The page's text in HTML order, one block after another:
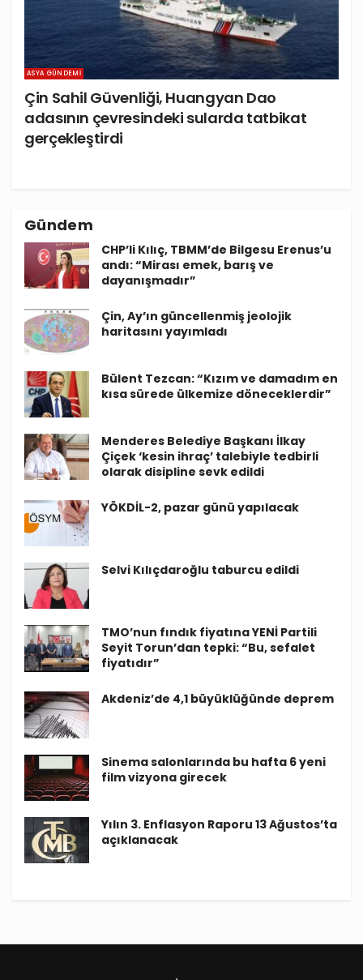
ASYA GÜNDEMI
Çin Sahil Güvenliği, Huangyan Dao
adasının çevresindeki sularda tatbikat
gerçekleştirdi
Gündem
CHP’li Kılıç, TBMM’de Bilgesu Erenus’u
andı: “Mirası emek, barış ve
dayanışmadır”
Çin, Ay’ın güncellenmiş jeolojik
haritasını yayımladı
Bülent Tezcan: “Kızım ve damadım en
kısa sürede ülkemize döneceklerdir”
Menderes Belediye Başkanı İlkay
Çiçek ‘kesin ihraç’ talebiyle tedbirli
olarak disipline sevk edildi
YÖKDİL-2, pazar günü yapılacak
Selvi Kılıçdaroğlu taburcu edildi
TMO’nun fındık fiyatına YENİ Partili
Seyit Torun’dan tepki: “Bu, sefalet
fiyatıdır”
Akdeniz’de 4,1 büyüklüğünde deprem
Sinema salonlarında bu hafta 6 yeni
film vizyona girecek
Yılın 3. Enflasyon Raporu 13 Ağustos’ta
açıklanacak